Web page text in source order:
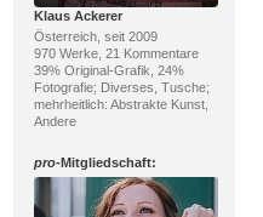
Klaus Ackerer
Österreich, seit 2009
970 Werke, 21 Kommentare
39% Original-Grafik, 24%
Fotografie; Diverses, Tusche;
mehrheitlich: Abstrakte Kunst,
Andere
pro-Mitgliedschaft: